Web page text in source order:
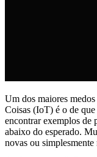
Um dos maiores
Coisas (IoT) é o de
encontrar exemplos de
abaixo do esperado.
novas ou simplesmente